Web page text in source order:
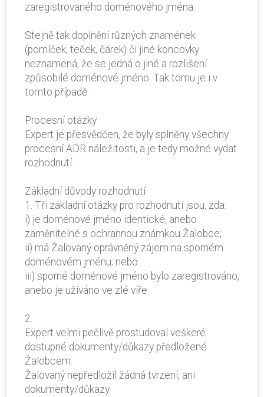
zaregistrovaného doménového jména.
Stejně tak doplnění různých znamének
(pomlček, teček, čárek) či jiné koncovky
neznamená, že se jedná o jiné a rozlišení
způsobilé doménové jméno. Tak tomu je i v
tomto případě.
Procesní otázky
Expert je přesvědčen, že byly splněny všechny
procesní ADR náležitosti, a je tedy možné vydat
rozhodnutí.
Základní důvody rozhodnutí
1. Tři základní otázky pro rozhodnutí jsou, zda:
i) je doménové jméno identické, anebo
zaměnitelné s ochrannou známkou Žalobce;
ii) má Žalovaný oprávněný zájem na sporném
doménovém jménu; nebo
iii) sporné doménové jméno bylo zaregistrováno,
anebo je užíváno ve zlé víře.
2.
Expert velmi pečlivě prostudoval veškeré
dostupné dokumenty/důkazy předložené
Žalobcem.
Žalovaný nepředložil žádná tvrzení, ani
dokumenty/důkazy.